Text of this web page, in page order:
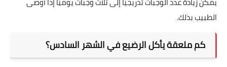
الطبيب بذلك.
كم ملعقة يأكل الرضيع في الشهر السادس؟